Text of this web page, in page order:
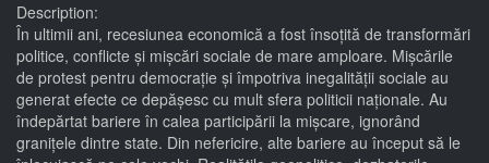
Description:
În ultimii ani, recesiunea economică a fost însoțită de transformări
politice, conflicte și mișcări sociale de mare amploare. Mișcările
de protest pentru democrație și împotriva inegalității sociale au
generat efecte ce depășesc cu mult sfera politicii naționale. Au
îndepărtat bariere în calea participării la mișcare, ignorând
granițele dintre state. Din nefericire, alte bariere au început să le